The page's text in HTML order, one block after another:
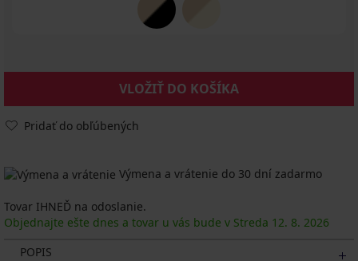
VLOŽIŤ DO KOŠÍKA
Pridať do obľúbených
Výmena a vrátenie do 30 dní zadarmo
Tovar IHNEĎ na odoslanie.
Objednajte ešte dnes a tovar u vás bude v Streda 12. 8. 2026
POPIS